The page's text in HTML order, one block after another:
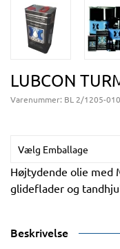
LUBCON
Varenummer: BL 2/1205-
Vælg Emballage
Højtydende olie med
glideflader og
Beskrivelse